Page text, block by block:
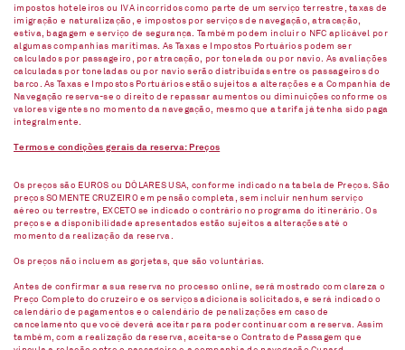
impostos hoteleiros ou IVA incorridos como parte de um serviço terrestre, taxas de
imigração e naturalização, e impostos por serviços de navegação, atracação,
estiva, bagagem e serviço de segurança. Também podem incluir o NFC aplicável por
algumas companhias marítimas. As Taxas e Impostos Portuários podem ser
calculados por passageiro, por atracação, por tonelada ou por navio. As avaliações
calculadas por toneladas ou por navio serão distribuídas entre os passageiros do
barco. As Taxas e Impostos Portuários estão sujeitos a alterações e a Companhia de
Navegação reserva-se o direito de repassar aumentos ou diminuições conforme os
valores vigentes no momento da navegação, mesmo que a tarifa já tenha sido paga
integralmente.
Termos e condições gerais da reserva: Preços
Os preços são EUROS ou DÓLARES USA, conforme indicado na tabela de Preços. São
preços SOMENTE CRUZEIRO em pensão completa, sem incluir nenhum serviço
aéreo ou terrestre, EXCETO se indicado o contrário no programa do itinerário. Os
preços e a disponibilidade apresentados estão sujeitos a alterações até o
momento da realização da reserva.
Os preços não incluem as gorjetas, que são voluntárias.
Antes de confirmar a sua reserva no processo online, será mostrado com clareza o
Preço Completo do cruzeiro e os serviços adicionais solicitados, e será indicado o
calendário de pagamentos e o calendário de penalizações em caso de
cancelamento que você deverá aceitar para poder continuar com a reserva. Assim
também, com a realização da reserva, aceita-se o Contrato de Passagem que